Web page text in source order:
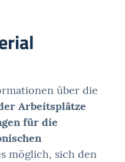
über die
Arbeitsplätze
für die
möglich, sich den